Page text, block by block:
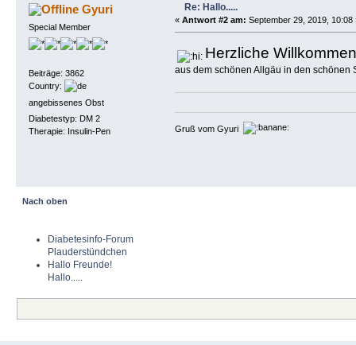
Gyuri
Special Member
Beiträge: 3862
Country:
angebissenes Obst
Diabetestyp: DM 2
Therapie: Insulin-Pen
Re: Hallo.....
« Antwort #2 am: September 29, 2019, 10:08
Herzliche
aus dem schönen Allgäu in den schönen
Gruß vom Gyuri
Nach oben
Diabetesinfo-Forum
Plauderstündchen
Hallo Freunde!
Hallo.....